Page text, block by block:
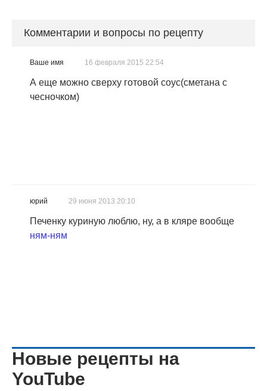
Комментарии и вопросы по рецепту
Ваше имя 16 февраля 2015 22:54
А еще можно сверху готовой соус(сметана с
чесночком)
юрий 29 июня 2013 20:10
Печенку куриную люблю, ну, а в кляре вообще
ням-ням
Новые рецепты на
YouTube